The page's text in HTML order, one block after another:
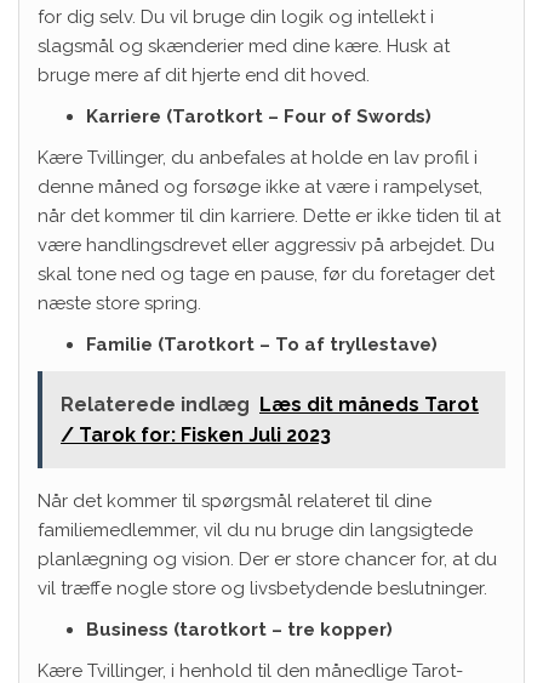
for dig selv. Du vil bruge din logik og intellekt i
slagsmål og skænderier med dine kære. Husk at
bruge mere af dit hjerte end dit hoved.
Karriere (Tarotkort – Four of Swords)
Kære Tvillinger, du anbefales at holde en lav profil i
denne måned og forsøge ikke at være i rampelyset,
når det kommer til din karriere. Dette er ikke tiden til at
være handlingsdrevet eller aggressiv på arbejdet. Du
skal tone ned og tage en pause, før du foretager det
næste store spring.
Familie (Tarotkort – To af tryllestave)
Relaterede indlæg Læs dit måneds Tarot
/ Tarok for: Fisken Juli 2023
Når det kommer til spørgsmål relateret til dine
familiemedlemmer, vil du nu bruge din langsigtede
planlægning og vision. Der er store chancer for, at du
vil træffe nogle store og livsbetydende beslutninger.
Business (tarotkort – tre kopper)
Kære Tvillinger, i henhold til den månedlige Tarot-